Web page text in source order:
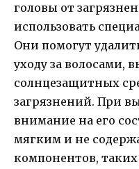
головы от
использовать
Они помогут
уходу за волосами,
солнцезащитных
загрязнений. При
внимание на его
мягким и не
компонентов,